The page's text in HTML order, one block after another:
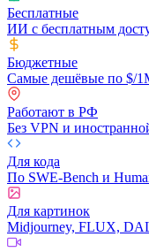
Бесплатные
ИИ с бесплатным
Бюджетные
Самые дешёвые по $/
Работают в РФ
Без VPN и
Для кода
По SWE-Bench и
Для картинок
Midjourney, FLUX,